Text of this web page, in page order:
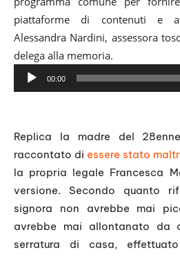
piattaforme di contenuti e
Alessandra Nardini, assessora
delega alla memoria.
u
o
P
l
a
y
e
r
00:00
Replica la madre del
raccontato di essere stato
la propria legale Francesca
versione. Secondo quanto
signora non avrebbe mai
avrebbe mai allontanato da
serratura di casa, effettuato